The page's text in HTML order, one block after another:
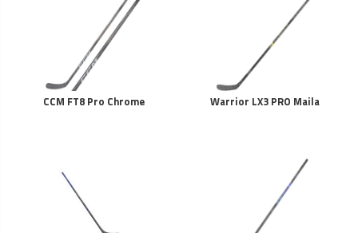
CCM FT8 Pro Chrome Warrior LX3 PRO Maila